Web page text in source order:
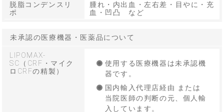
脱脂コンデンスリ
ポ
腫れ・内出血・左右差・目やに・充
血・凹凸 など
未承認の医療機器・医薬品について
LIPOMAX-
SC（CRF・マイク
ロCRFの精製）
使用する医療機器は未承認機
器です。
国内輸入代理店経由 または
当院医師の判断の元、個人輸
入しています。